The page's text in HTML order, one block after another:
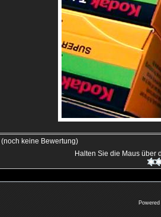
(noch keine Bewertung)
Halten Sie die Maus über